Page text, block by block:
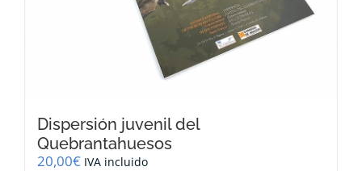
Dispersión juvenil del
Quebrantahuesos
20,00€ IVA incluido